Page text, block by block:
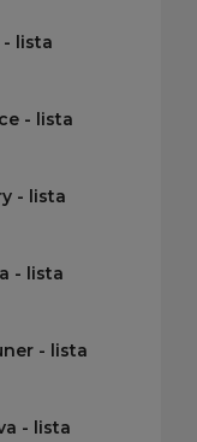
lista
- lista
- lista
- lista
- lista
- lista